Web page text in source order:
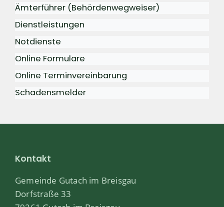
Ämterführer (Behördenwegweiser)
Dienstleistungen
Notdienste
Online Formulare
Online Terminvereinbarung
Schadensmelder
Kontakt
Gemeinde Gutach im Breisgau
Dorfstraße 33